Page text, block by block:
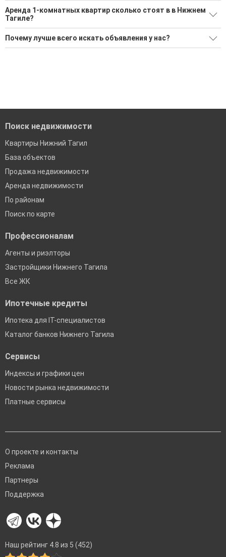
Ищите, как Снять однокомнатную квартиру?
43 актуальных и проверенных объявления
Воспользуйтесь нашим поиском по новостройкам, для
подбора подходящего вам варианта
Аренда 1-комнатных квартир сколько стоят в в Нижнем
Тагиле?
Минимальная цена: 8 000 Р. Максимальная цена: 40 000 Р;
Средняя: 19 094 Р
Почему лучше всего искать объявления у нас?
Поиск недвижимости
Квартиры Нижний Тагил
База объектов
Продажа недвижимости
Аренда недвижимости
По районам
Поиск по карте
Профессионалам
Агенты и риэлторы
Застройщики Нижнего Тагила
Все ЖК
Ипотечные кредиты
Ипотека для IT-специалистов
Каталог банков Нижнего Тагила
Сервисы
Индексы и графики цен
Новости рынка недвижимости
Платные сервисы
О проекте и контакты
Реклама
Партнеры
Поддержка
Наш рейтинг 4.8 из 5 (452)